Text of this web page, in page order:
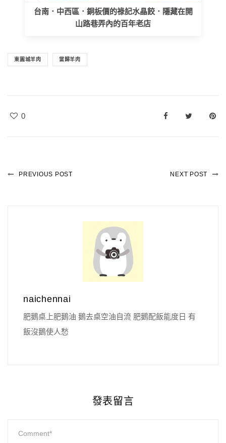
台南．中西區．銅板價的祿記水晶餃．隱藏在開
山路巷弄內的百年老店
東圓城羊肉 當歸羊肉
0
PREVIOUS POST NEXT POST
naichennai
肥鵝桌上肥鵝油 鵝去桌空油自流 肥鵝配飯能度日 有
飯沒鵝使人愁
發表留言